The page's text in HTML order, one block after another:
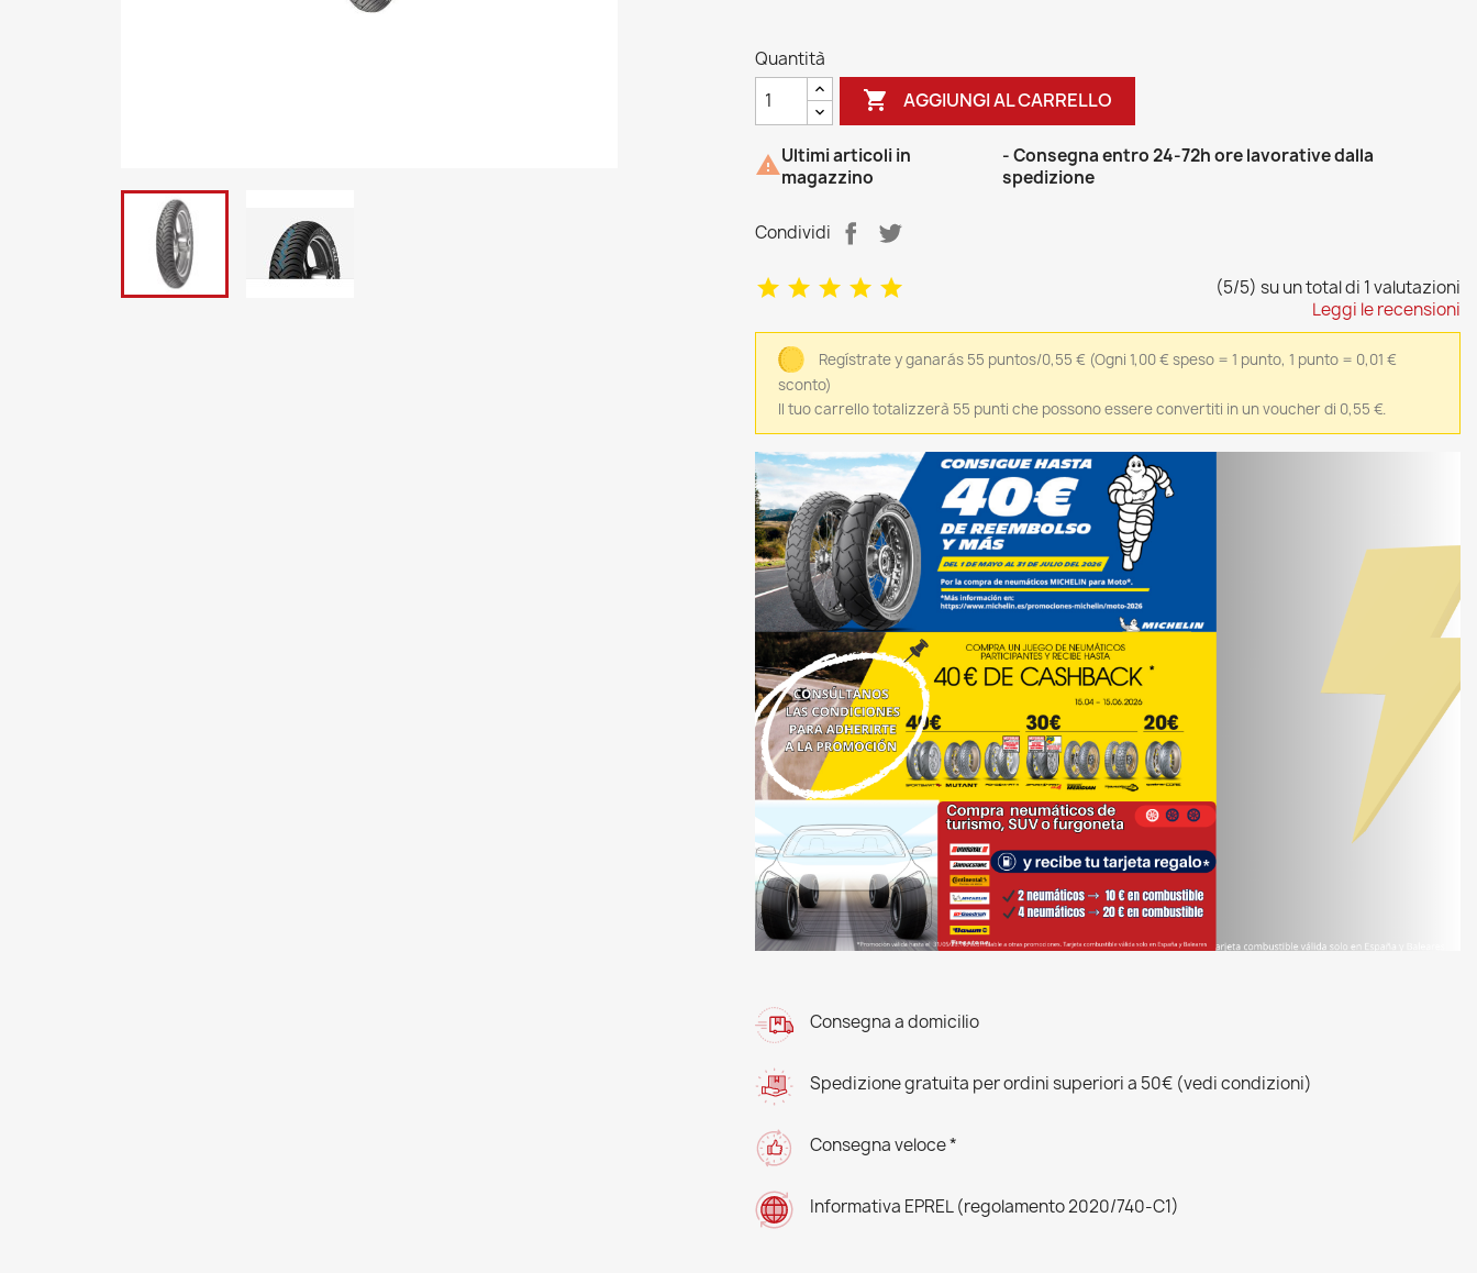
Quantità
 AGGIUNGI AL CARRELLO
Ultimi articoli in
magazzino
- Consegna entro 24-72h ore lavorative dalla
spedizione
Condividi
(5/5) su un total di 1 valutazioni
Leggi le recensioni
Regístrate y ganarás 55 puntos/0,55 € (Ogni 1,00 € speso = 1 punto, 1 punto = 0,01 €
sconto)
Il tuo carrello totalizzerà 55 punti che possono essere convertiti in un voucher di 0,55 €.
Consegna a domicilio
Spedizione gratuita per ordini superiori a 50€ (vedi condizioni)
Consegna veloce *
Informativa EPREL (regolamento 2020/740-C1)